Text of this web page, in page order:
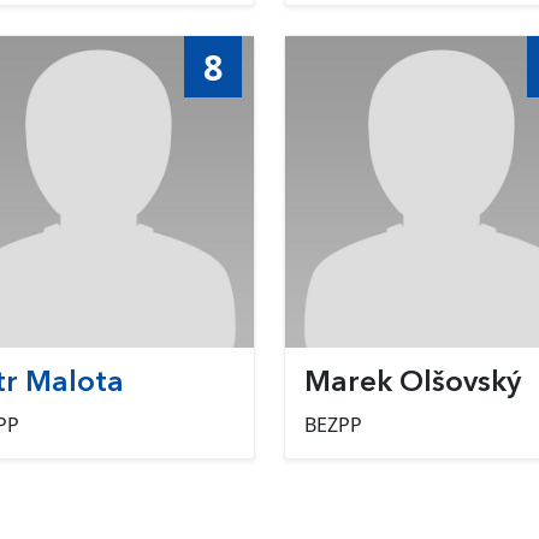
8
Malota Marek Olšovský
BEZPP